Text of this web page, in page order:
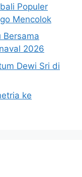
Populer
Mencolok
Bersama
2026
Dewi Sri di
ke